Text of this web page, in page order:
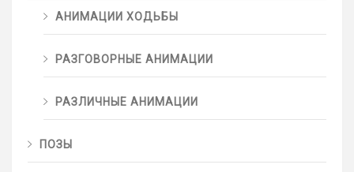
АНИМАЦИИ ХОДЬБЫ
РАЗГОВОРНЫЕ АНИМАЦИИ
РАЗЛИЧНЫЕ АНИМАЦИИ
ПОЗЫ